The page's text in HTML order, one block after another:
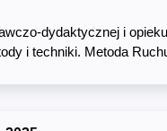
dydaktycznej i
i techniki. Metoda